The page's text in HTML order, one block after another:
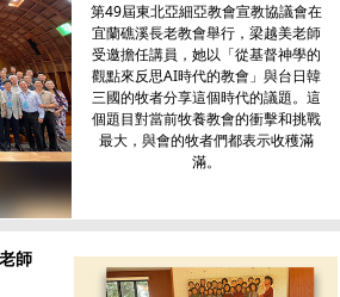
第49屆東北亞細亞教會宣教協議會在
宜蘭礁溪長老教會舉行，梁越美老師
受邀擔任講員，她以「從基督神學的
觀點來反思AI時代的教會」與台日韓
三國的牧者分享這個時代的議題。這
個題目對當前牧養教會的衝擊和挑戰
最大，與會的牧者們都表示收穫滿
滿。
師